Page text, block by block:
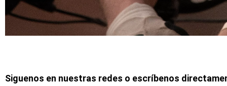
Siguenos en nuestras redes o escríbenos